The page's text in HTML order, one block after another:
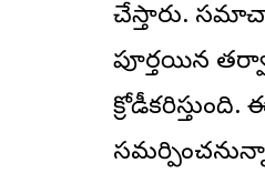
చేస్తారు.
పూర్తయిన